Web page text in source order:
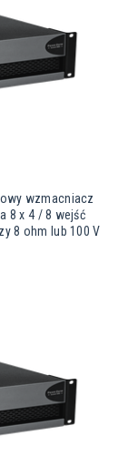
wzmacniacz
8 x 4 / 8 wejść
8 ohm lub 100 V